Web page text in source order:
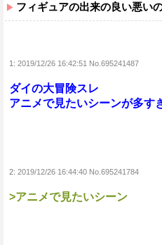
フィギュアの出来の良い悪い
1: 2019/12/26 16:42:51 No.695241487
ダイの大冒険スレ
アニメで見たいシーンが多す
2: 2019/12/26 16:44:40 No.695241784
>アニメで見たいシーン